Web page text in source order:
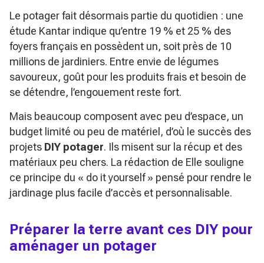
Le potager fait désormais partie du quotidien : une
étude Kantar indique qu’entre 19 % et 25 % des
foyers français en possèdent un, soit près de 10
millions de jardiniers. Entre envie de légumes
savoureux, goût pour les produits frais et besoin de
se détendre, l’engouement reste fort.
Mais beaucoup composent avec peu d’espace, un
budget limité ou peu de matériel, d’où le succès des
projets DIY potager. Ils misent sur la récup et des
matériaux peu chers. La rédaction de Elle souligne
ce principe du « do it yourself » pensé pour rendre le
jardinage plus facile d’accès et personnalisable.
Préparer la terre avant ces DIY pour
aménager un potager